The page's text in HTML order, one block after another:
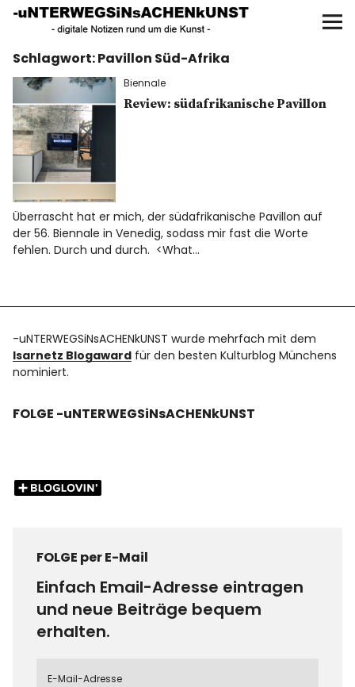
UNTERWEGS IN SACHEN
KUNST
Start
AKTUELLE AUSSTELLUNGEN
KUNSTSPAZIERGÄNGE
ÜBER
UNSER BUCH
f I P
Schlagwort:Pavillon Süd-Afrika
Biennale
Review: südafrikanische Pavillon
Überrascht hat er mich, der südafrikanische Pavillon auf
der 56. Biennale in Venedig, sodass mir fast die Worte
fehlen. Durch und durch. <What…
-uNTERWEGSiNsACHENkUNST wurde mehrfach mit dem
Isarnetz Blogaward für den besten Kulturblog Münchens
nominiert.
FOLGE -uNTERWEGSiNsACHENkUNST
FOLGE per E-Mail
Einfach Email-Adresse eintragen
und neue Beiträge bequem
erhalten.